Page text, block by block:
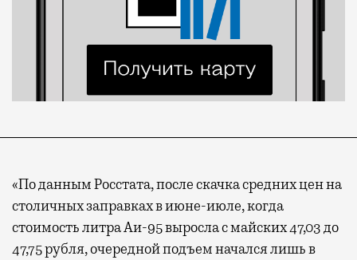
«По данным Росстата, после скачка средних цен на
столичных заправках в июне-июле, когда
стоимость литра Аи-95 выросла с майских 47,03 до
47,75 рубля, очередной подъем начался лишь в